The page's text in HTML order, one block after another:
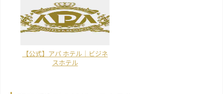
【公式】アパ ホテル｜ビジネ
スホテル